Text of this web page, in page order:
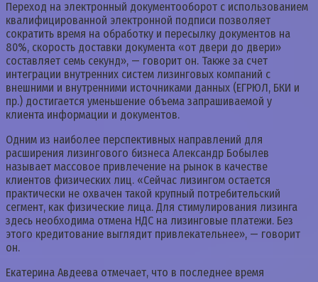
Переход на электронный документооборот с использованием
квалифицированной электронной подписи позволяет
сократить время на обработку и пересылку документов на
80%, скорость доставки документа «от двери до двери»
составляет семь секунд», — говорит он. Также за счет
интеграции внутренних систем лизинговых компаний с
внешними и внутренними источниками данных (ЕГРЮЛ, БКИ и
пр.) достигается уменьшение объема запрашиваемой у
клиента информации и документов.
Одним из наиболее перспективных направлений для
расширения лизингового бизнеса Александр Бобылев
называет массовое привлечение на рынок в качестве
клиентов физических лиц. «Сейчас лизингом остается
практически не охвачен такой крупный потребительский
сегмент, как физические лица. Для стимулирования лизинга
здесь необходима отмена НДС на лизинговые платежи. Без
этого кредитование выглядит привлекательнее», — говорит
он.
Екатерина Авдеева отмечает, что в последнее время